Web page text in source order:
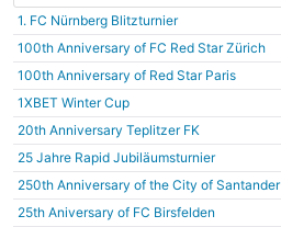
1. FC Nürnberg Blitzturnier
100th Anniversary of FC Red Star Zürich
100th Anniversary of Red Star Paris
1ХВЕТ Winter Cup
20th Anniversary Teplitzer FK
25 Jahre Rapid Jubiläumsturnier
250th Anniversary of the City of Santander
25th Aniversary of FC Birsfelden